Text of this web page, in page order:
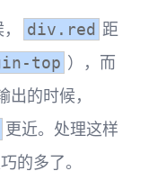
div.red 距
top ），而
的时候，
更近。处理这样
的多了。